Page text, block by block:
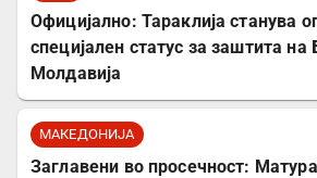
Официјално: Тараклија станува
специјален статус за заштита на
Молдавија
МАКЕДОНИЈА
Заглавени во просечност: